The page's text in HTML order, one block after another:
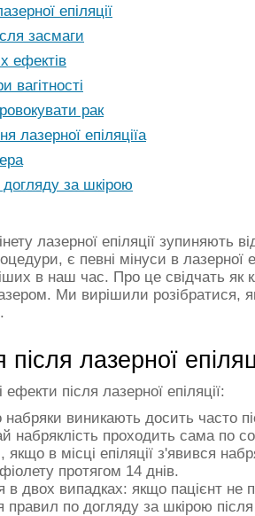
епіляції
засмаги
ефектів
вагітності
рак
лазерної епіляціїа
за шкірою
лазерної епіляції
є певні мінуси в
в наш час. Про це свідчать як
Ми вирішили розібратися,
лазерної
після лазерної епіляції:
виникають досить часто
проходить сама по
в місці епіляції з'явився
протягом 14 днів.
в двох випадках: якщо пацієнт не
по догляду за шкірою після